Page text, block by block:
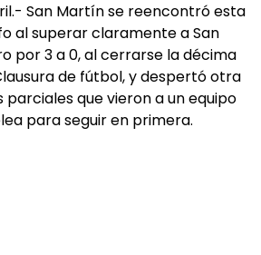
San Martín se reencontró esta
al superar claramente a San
por 3 a 0, al cerrarse la décima
de fútbol, y despertó otra
parciales que vieron a un equipo
para seguir en primera.